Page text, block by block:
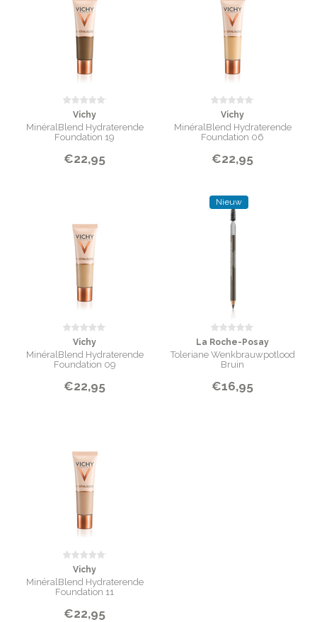
Vichy
MinéralBlend Hydraterende
Foundation 19
€22,95
Vichy
MinéralBlend Hydraterende
Foundation 06
€22,95
Vichy
MinéralBlend Hydraterende
Foundation 09
€22,95
Nieuw
La Roche-Posay
Toleriane Wenkbrauwpotlood
Bruin
€16,95
Vichy
MinéralBlend Hydraterende
Foundation 11
€22,95